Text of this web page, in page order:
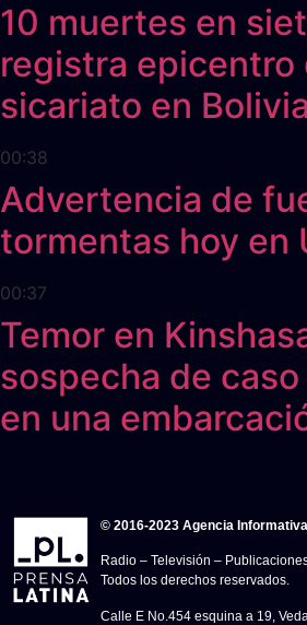
10 muertes en
registra epicentro
sicariato en Bolivia
00:38
Advertencia de
tormentas hoy en
00:37
Temor en
sospecha de
en una
© 2016-2023 Agencia
Radio – Televisión –
Todos los derechos reservados.
Calle E No.454 esquina a 19,